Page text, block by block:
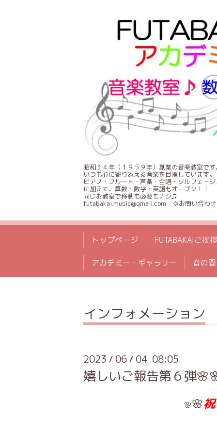
昭和３４年（１９５９年）創業の音楽教室です
いつも心に寄り添える音楽を目指しています。
ピアノ・フルート・声楽・合唱・ソルフェー
に加えて、算数・数学・英語もオープン！！
同じお教室で移動も必要もナシ♫
futabakai.music@gmail.com ⇦お問い合わ
トップページ FUTABAKAIご挨拶
アカデミー・ギャラリー 音の間
インフォメーション
2023 / 06 / 04 08:05
嬉しいご報告第６弾
🌸🌸